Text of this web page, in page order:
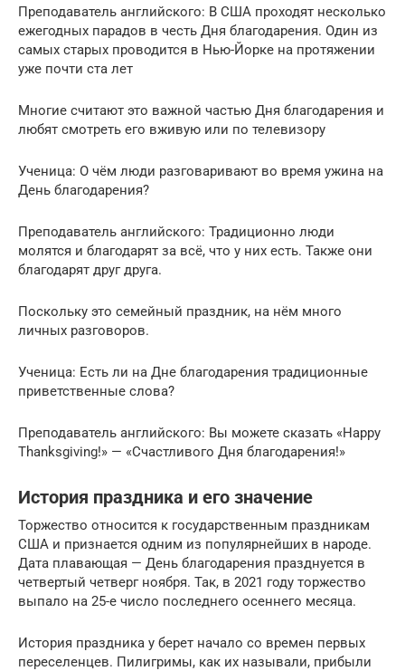
Преподаватель английского: В США проходят несколько
ежегодных парадов в честь Дня благодарения. Один из
самых старых проводится в Нью-Йорке на протяжении
уже почти ста лет
Многие считают это важной частью Дня благодарения и
любят смотреть его вживую или по телевизору
Ученица: О чём люди разговаривают во время ужина на
День благодарения?
Преподаватель английского: Традиционно люди
молятся и благодарят за всё, что у них есть. Также они
благодарят друг друга.
Поскольку это семейный праздник, на нём много
личных разговоров.
Ученица: Есть ли на Дне благодарения традиционные
приветственные слова?
Преподаватель английского: Вы можете сказать «Happy
Thanksgiving!» — «Счастливого Дня благодарения!»
История праздника и его значение
Торжество относится к государственным праздникам
США и признается одним из популярнейших в народе.
Дата плавающая — День благодарения празднуется в
четвертый четверг ноября. Так, в 2021 году торжество
выпало на 25-е число последнего осеннего месяца.
История праздника у берет начало со времен первых
переселенцев. Пилигримы, как их называли, прибыли